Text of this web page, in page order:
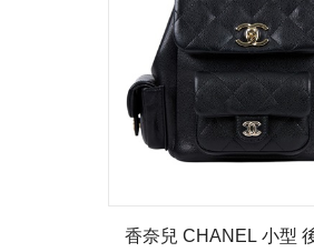
香奈兒 CHANEL 小型